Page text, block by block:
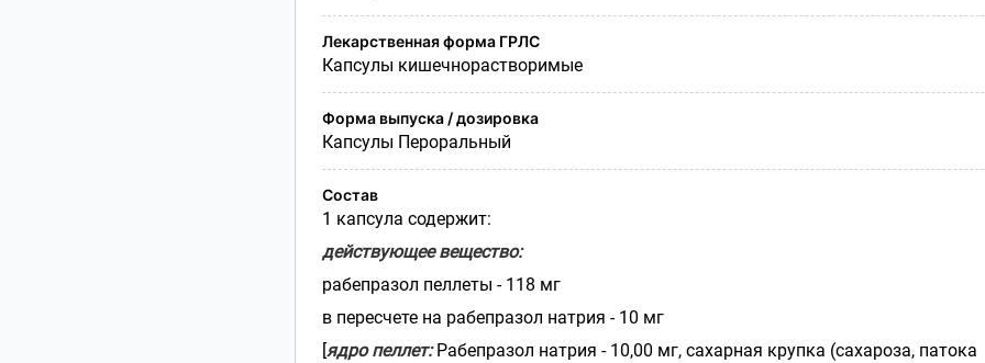
Лекарственная форма ГРЛС
Капсулы кишечнорастворимые
Форма выпуска / дозировка
Капсулы Пероральный
Состав
1 капсула содержит:
действующее вещество:
рабепразол пеллеты - 118 мг
в пересчете на рабепразол натрия - 10 мг
[ядро пеллет:Рабепразол натрия - 10,00 мг, сахарная крупка (сахароза, патока